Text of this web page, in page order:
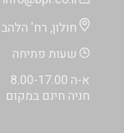
חולון, רח' הלהב 17, קומה ב' יחידה C-07
שעות פתיחה
א-ה 8.00-17.00
חניה חינם במקום